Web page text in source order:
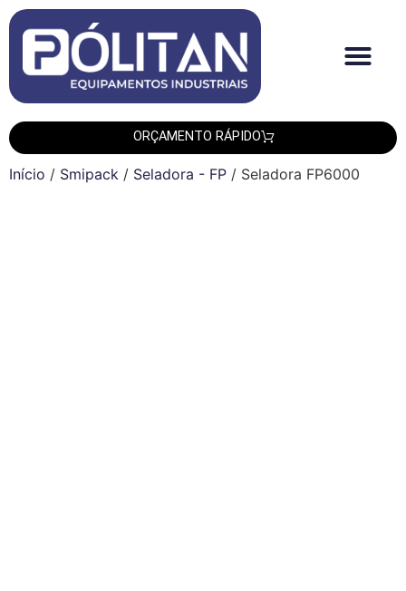
ORÇAMENTO RÁPIDO
Início / Smipack / Seladora - FP / Seladora FP6000